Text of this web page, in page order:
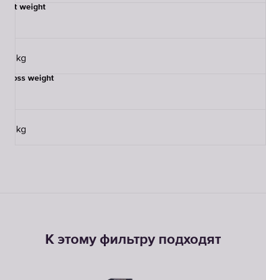
Net weight
22 kg
Gross weight
25 kg
К этому фильтру подходят